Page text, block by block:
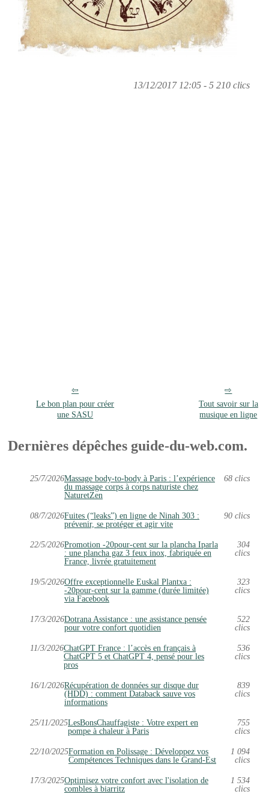
13/12/2017 12:05 - 5 210 clics
Le bon plan pour créer
une SASU
Tout savoir sur la
musique en ligne
Dernières dépêches guide-du-web.com.
25/7/2026Massage body-to-body à Paris : l’expérience
du massage corps à corps naturiste chez
NaturetZen
68 clics
08/7/2026Fuites (“leaks”) en ligne de Ninah 303 :
prévenir, se protéger et agir vite
90 clics
22/5/2026Promotion -20pour-cent sur la plancha Iparla
: une plancha gaz 3 feux inox, fabriquée en
France, livrée gratuitement
304
clics
19/5/2026Offre exceptionnelle Euskal Plantxa :
-20pour-cent sur la gamme (durée limitée)
via Facebook
323
clics
17/3/2026Dotrana Assistance : une assistance pensée
pour votre confort quotidien
522
clics
11/3/2026ChatGPT France : l’accès en français à
ChatGPT 5 et ChatGPT 4, pensé pour les
pros
536
clics
16/1/2026Récupération de données sur disque dur
(HDD) : comment Databack sauve vos
informations
839
clics
25/11/2025LesBonsChauffagiste : Votre expert en
pompe à chaleur à Paris
755
clics
22/10/2025Formation en Polissage : Développez vos
Compétences Techniques dans le Grand-Est
1 094
clics
17/3/2025Optimisez votre confort avec l'isolation de
combles à biarritz
1 534
clics